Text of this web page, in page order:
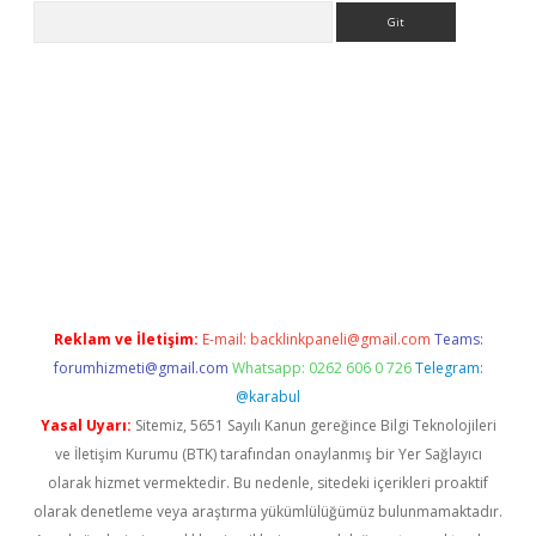
Reklam ve İletişim: E-mail: backlinkpaneli@gmail.com Teams:
forumhizmeti@gmail.com Whatsapp: 0262 606 0 726 Telegram:
@karabul
Yasal Uyarı: Sitemiz, 5651 Sayılı Kanun gereğince Bilgi Teknolojileri
ve İletişim Kurumu (BTK) tarafından onaylanmış bir Yer Sağlayıcı
olarak hizmet vermektedir. Bu nedenle, sitedeki içerikleri proaktif
olarak denetleme veya araştırma yükümlülüğümüz bulunmamaktadır.